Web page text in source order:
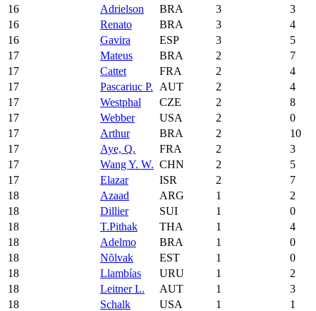
16
Adrielson BRA 3
3
16
Renato BRA 3
4
16
Gavira ESP 3
5
17
Mateus BRA 2
7
17
Cattet FRA 2
4
17
Pascariuc P. AUT 2
4
17
Westphal CZE 2
8
17
Webber USA 2
0
17
Arthur BRA 2
10
17
Aye, Q. FRA 2
3
17
Wang Y. W. CHN 2
5
17
Elazar ISR 2
7
18
Azaad ARG 1
2
18
Dillier SUI 1
0
18
T.Pithak THA 1
4
18
Adelmo BRA 1
0
18
Nõlvak EST 1
0
18
Llambías URU 1
2
18
Leitner L. AUT 1
3
18
Schalk USA 1
1